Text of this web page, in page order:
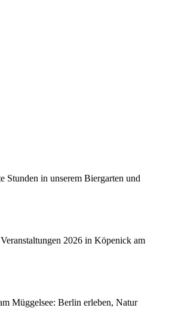
Stunden in unserem Biergarten und
2026 in Köpenick am
Müggelsee: Berlin erleben, Natur